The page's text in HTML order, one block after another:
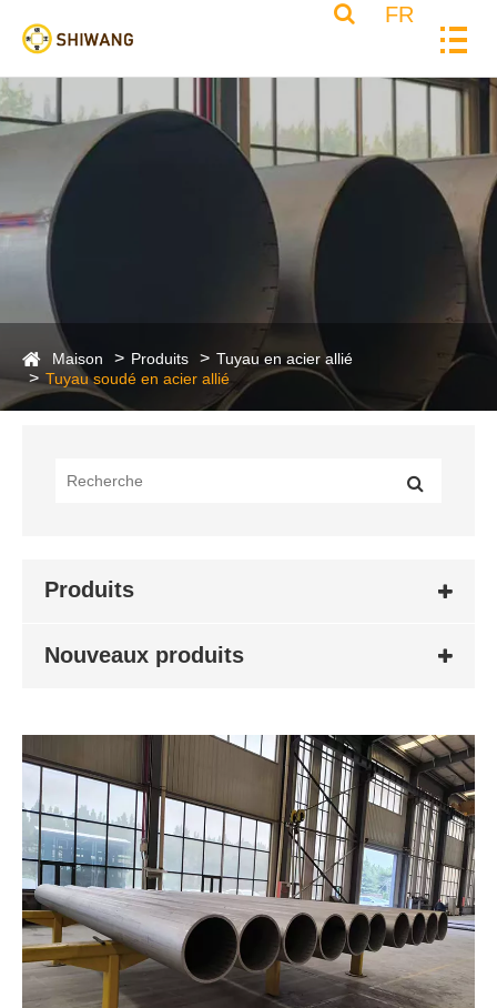
FR
Maison Produits
Tuyau en acier allié
Tuyau soudé en acier allié
Produits
Nouveaux produits